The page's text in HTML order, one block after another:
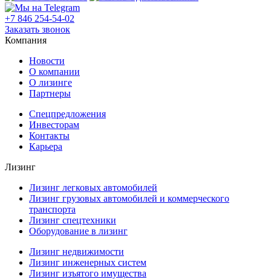
+7 846 254-54-02
Заказать звонок
Компания
Новости
О компании
О лизинге
Партнеры
Спецпредложения
Инвесторам
Контакты
Карьера
Лизинг
Лизинг легковых автомобилей
Лизинг грузовых автомобилей и коммерческого
транспорта
Лизинг спецтехники
Оборудование в лизинг
Лизинг недвижимости
Лизинг инженерных систем
Лизинг изъятого имущества